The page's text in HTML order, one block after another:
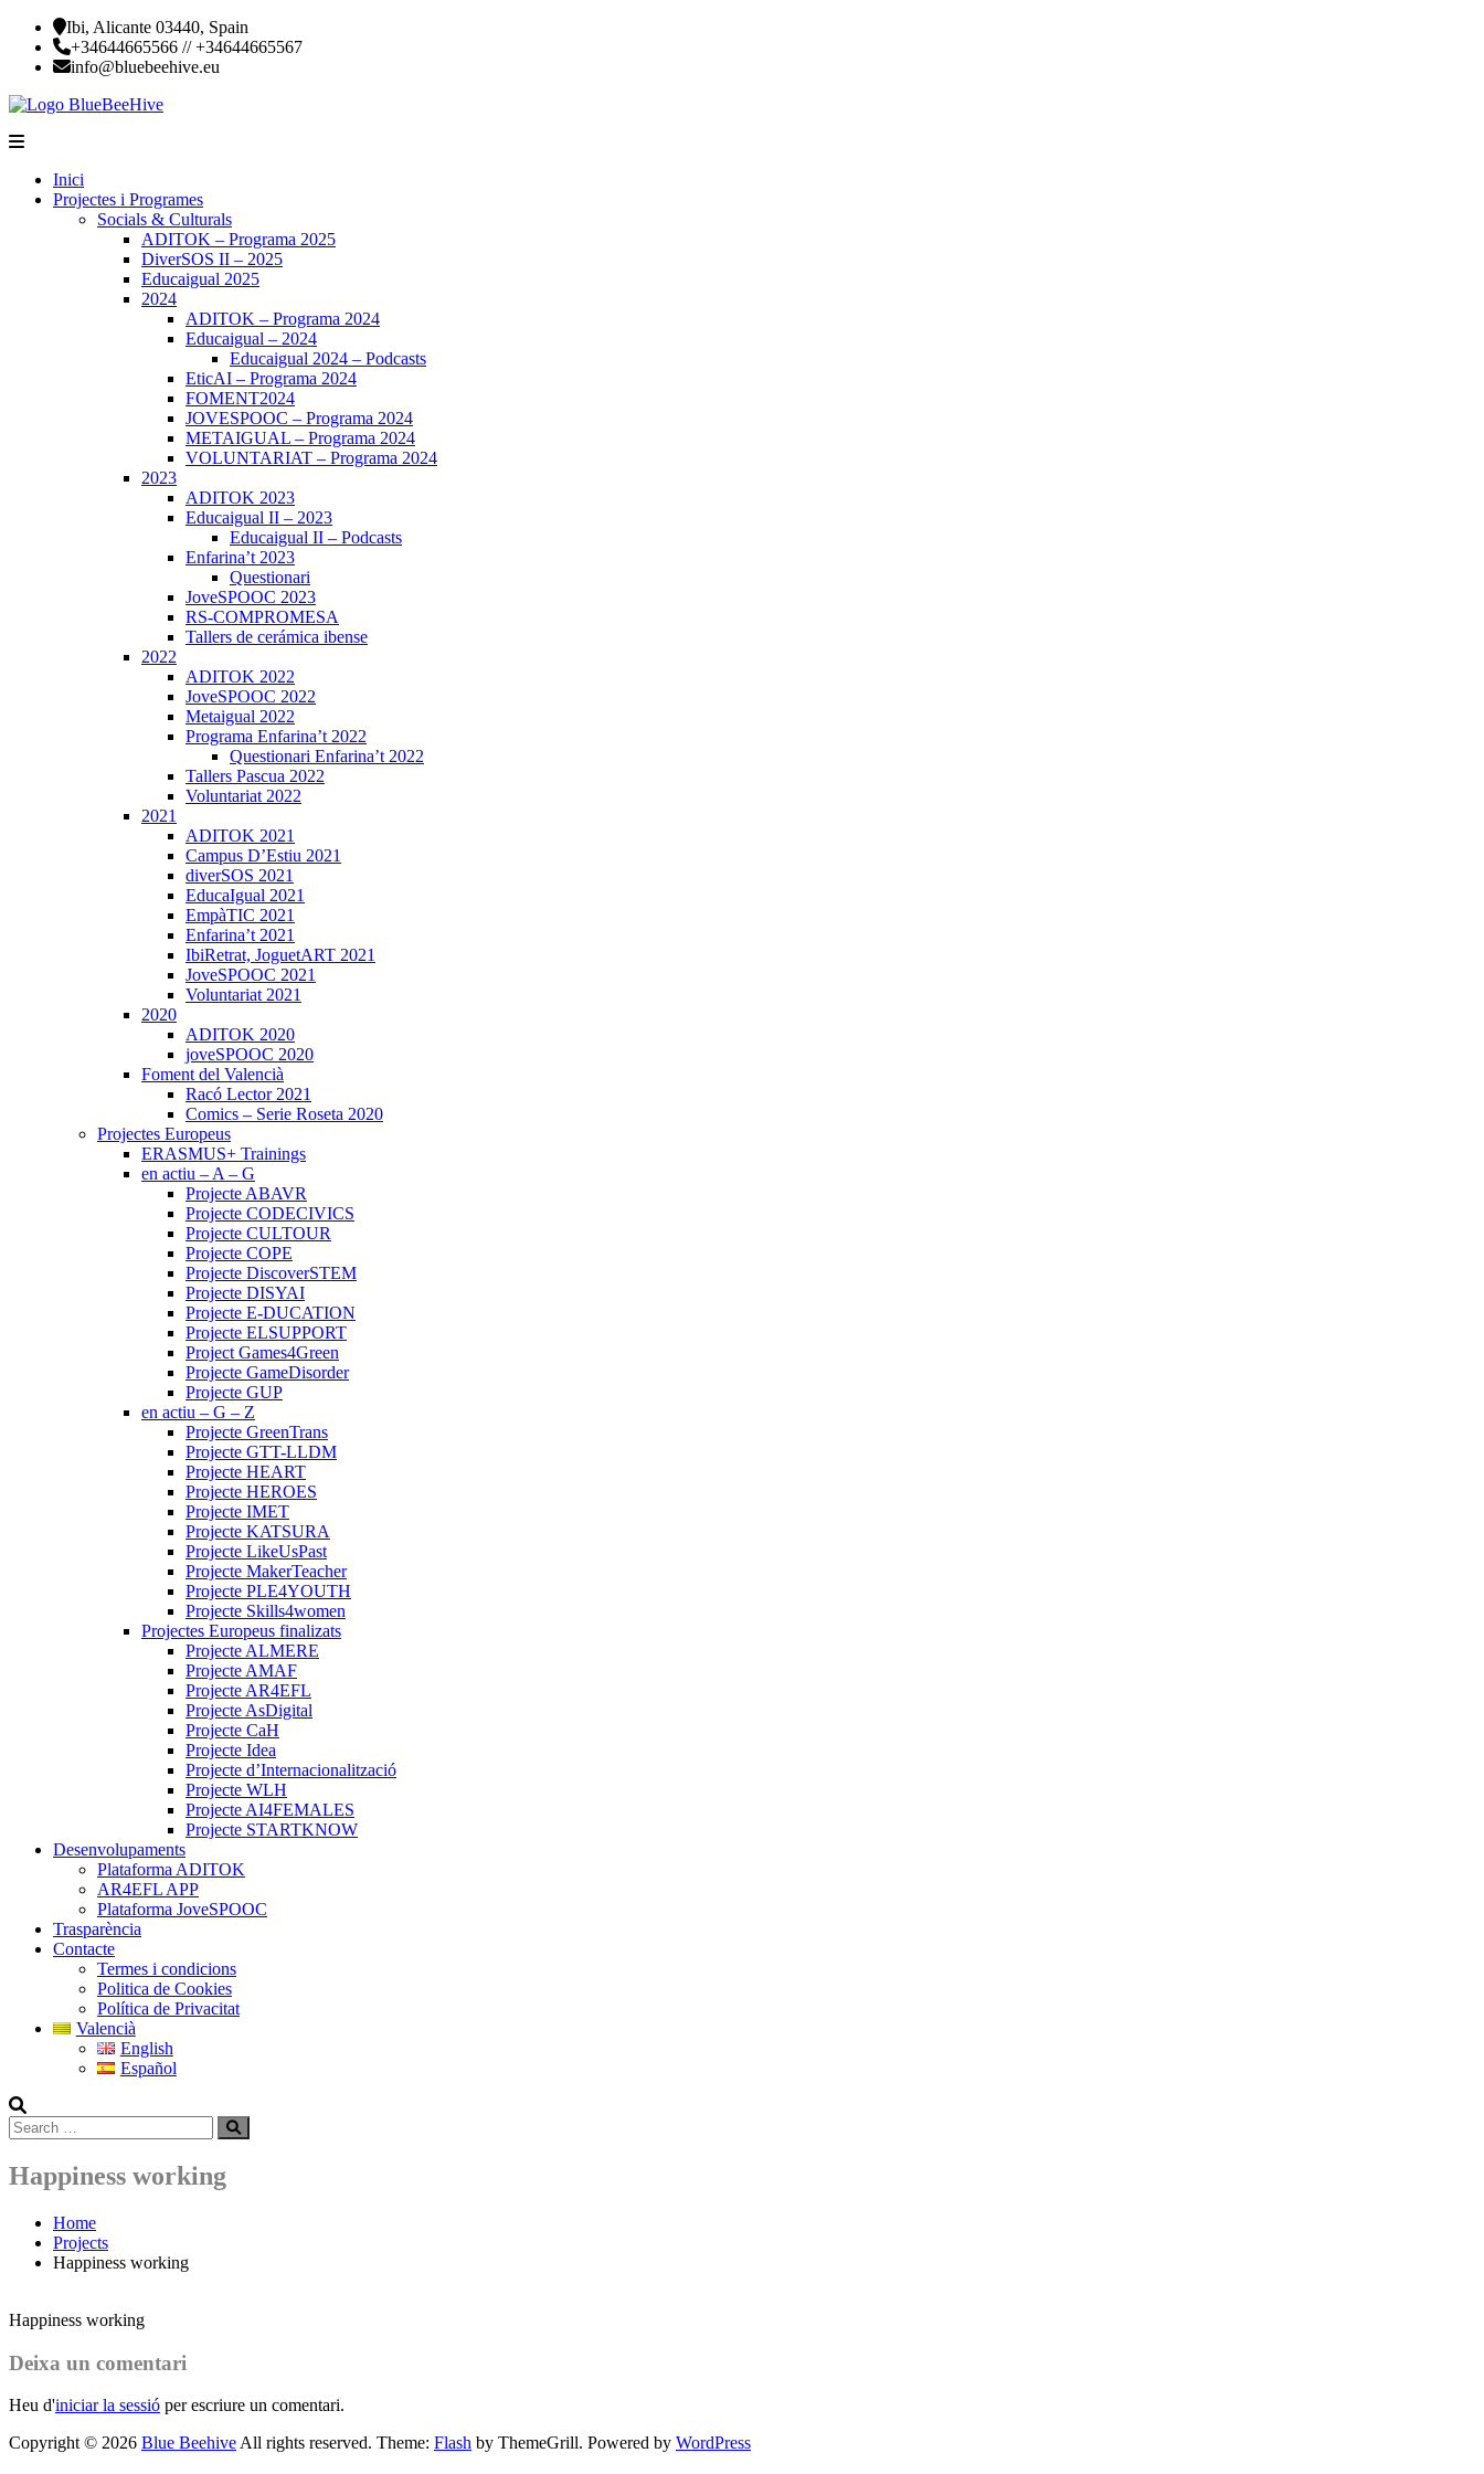
Skip
content
Ibi, Alicante 03440, Spain
+34644665566 // +34644665567
info@bluebeehive.eu
Beehive
BeehiveInici
Projectes i Programes
Socials & Culturals
ADITOK – Programa 2025
DiverSOS II – 2025
Educaigual 2025
2024
ADITOK – Programa 2024
Educaigual – 2024
Educaigual 2024 – Podcasts
EticAI – Programa 2024
FOMENT2024
JOVESPOOC – Programa 2024
METAIGUAL – Programa 2024
VOLUNTARIAT – Programa 2024
2023
ADITOK 2023
Educaigual II – 2023
Educaigual II – Podcasts
Enfarina’t 2023
Questionari
JoveSPOOC 2023
RS-COMPROMESA
Tallers de cerámica ibense
2022
ADITOK 2022
JoveSPOOC 2022
Metaigual 2022
Programa Enfarina’t 2022
Questionari Enfarina’t 2022
Tallers Pascua 2022
Voluntariat 2022
2021
ADITOK 2021
Campus D’Estiu 2021
diverSOS 2021
EducaIgual 2021
EmpàTIC 2021
Enfarina’t 2021
IbiRetrat, JoguetART 2021
JoveSPOOC 2021
Voluntariat 2021
2020
ADITOK 2020
joveSPOOC 2020
Foment del Valencià
Racó Lector 2021
Comics – Serie Roseta 2020
Projectes Europeus
ERASMUS+ Trainings
en actiu – A – G
Projecte ABAVR
Projecte CODECIVICS
Projecte CULTOUR
Projecte COPE
Projecte DiscoverSTEM
Projecte DISYAI
Projecte E-DUCATION
Projecte ELSUPPORT
Project Games4Green
Projecte GameDisorder
Projecte GUP
en actiu – G – Z
Projecte GreenTrans
Projecte GTT-LLDM
Projecte HEART
Projecte HEROES
Projecte IMET
Projecte KATSURA
Projecte LikeUsPast
Projecte MakerTeacher
Projecte PLE4YOUTH
Projecte Skills4women
Projectes Europeus finalizats
Projecte ALMERE
Projecte AMAF
Projecte AR4EFL
Projecte AsDigital
Projecte CaH
Projecte Idea
Projecte d’Internacionalització
Projecte WLH
Projecte AI4FEMALES
Projecte STARTKNOW
Desenvolupaments
Plataforma ADITOK
AR4EFL APP
Plataforma JoveSPOOC
Trasparència
Contacte
Termes i condicions
Politica de Cookies
Política de Privacitat
Valencià
English
Español
Search
for:
Search
Happiness working
Home
Projects
Happiness working
Happiness working
Deixa un comentari
Heu d'iniciar la sessió per escriure un comentari.
Copyright © 2026 Blue Beehive All rights reserved. Theme: Flash by ThemeGrill. Powered by WordPress